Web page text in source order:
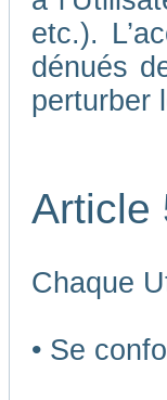
etc.).
dénués
perturber
Article
Chaque
• Se